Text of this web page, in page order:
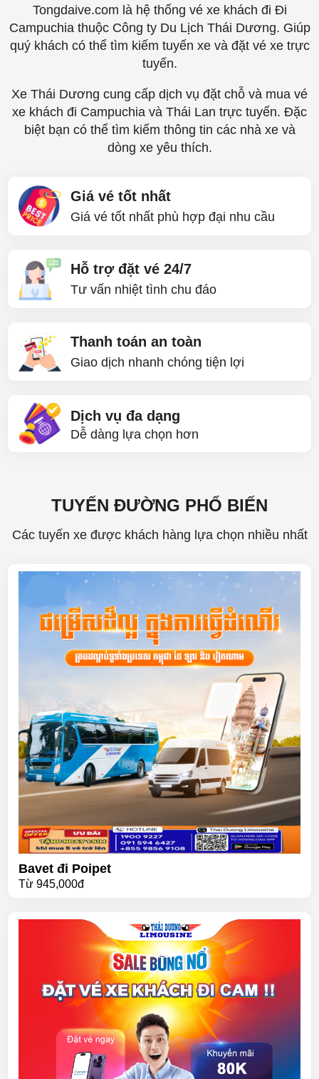
Tongdaive.com là hệ thống vé xe khách đi Đi
Campuchia thuộc Công ty Du Lịch Thái Dương. Giúp
quý khách có thể tìm kiếm tuyến xe và đặt vé xe trực
tuyến.
Xe Thái Dương cung cấp dịch vụ đặt chỗ và mua vé
xe khách đi Campuchia và Thái Lan trực tuyến. Đặc
biệt bạn có thể tìm kiếm thông tin các nhà xe và
dòng xe yêu thích.
Giá vé tốt nhất
Giá vé tốt nhất phù hợp đại nhu cầu
Hỗ trợ đặt vé 24/7
Tư vấn nhiệt tình chu đáo
Thanh toán an toàn
Giao dịch nhanh chóng tiện lợi
Dịch vụ đa dạng
Dễ dàng lựa chọn hơn
TUYẾN ĐƯỜNG PHỔ BIẾN
Các tuyến xe được khách hàng lựa chọn nhiều nhất
Bavet đi Poipet
Từ 945,000đ